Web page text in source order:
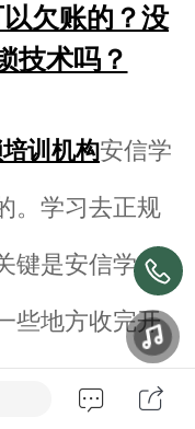
欠账的？没
技术吗？
训机构安信学
。学习去正规
键是安信学校
些地方收完开